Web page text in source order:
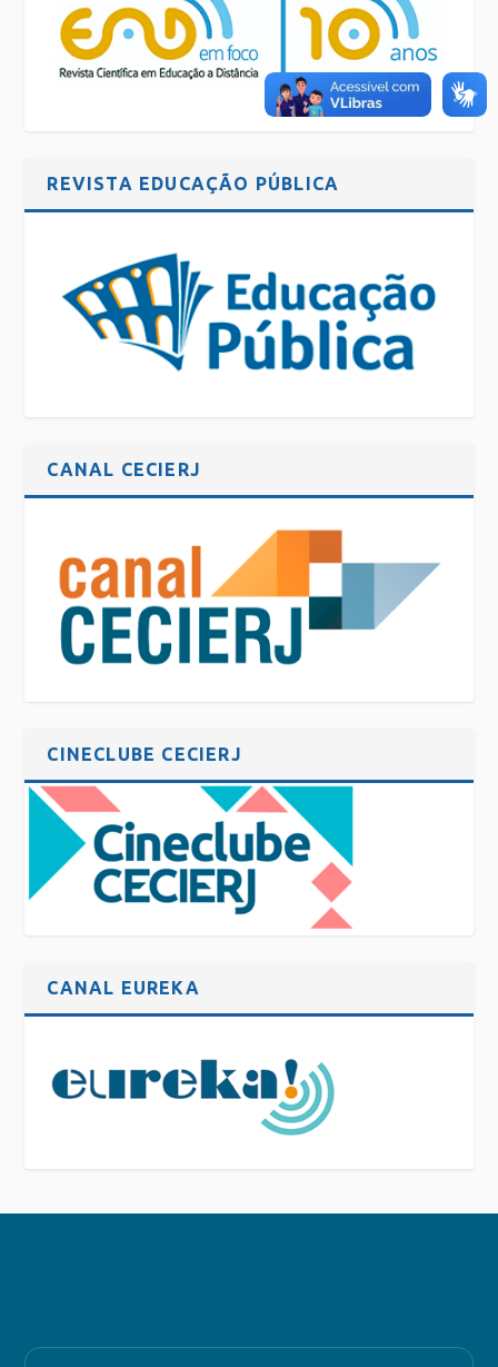
REVISTA EDUCAÇÃO PÚBLICA
CANAL CECIERJ
CINECLUBE CECIERJ
CANAL EUREKA